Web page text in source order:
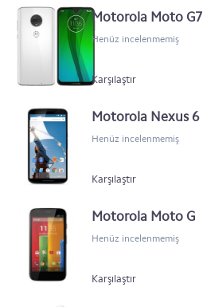
Motorola Moto G7
Henüz incelenmemiş
Karşılaştır
Motorola Nexus 6
Henüz incelenmemiş
Karşılaştır
Motorola Moto G
Henüz incelenmemiş
Karşılaştır